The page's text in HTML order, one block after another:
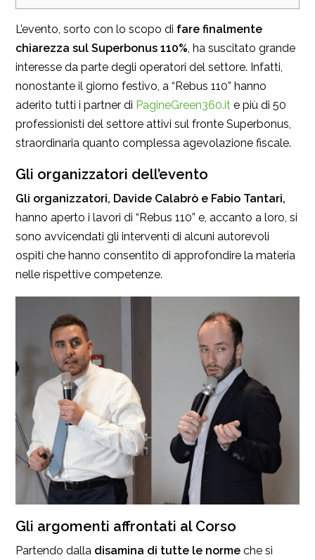
L’evento, sorto con lo scopo di fare finalmente
chiarezza sul Superbonus 110%, ha suscitato grande
interesse da parte degli operatori del settore. Infatti,
nonostante il giorno festivo, a “Rebus 110” hanno
aderito tutti i partner di PagineGreen360.it e più di 50
professionisti del settore attivi sul fronte Superbonus,
straordinaria quanto complessa agevolazione fiscale.
Gli organizzatori dell’evento
Gli organizzatori, Davide Calabrò e Fabio Tantari,
hanno aperto i lavori di “Rebus 110” e, accanto a loro, si
sono avvicendati gli interventi di alcuni autorevoli
ospiti che hanno consentito di approfondire la materia
nelle rispettive competenze.
Gli argomenti affrontati al Corso
Partendo dalla disamina di tutte le norme che si